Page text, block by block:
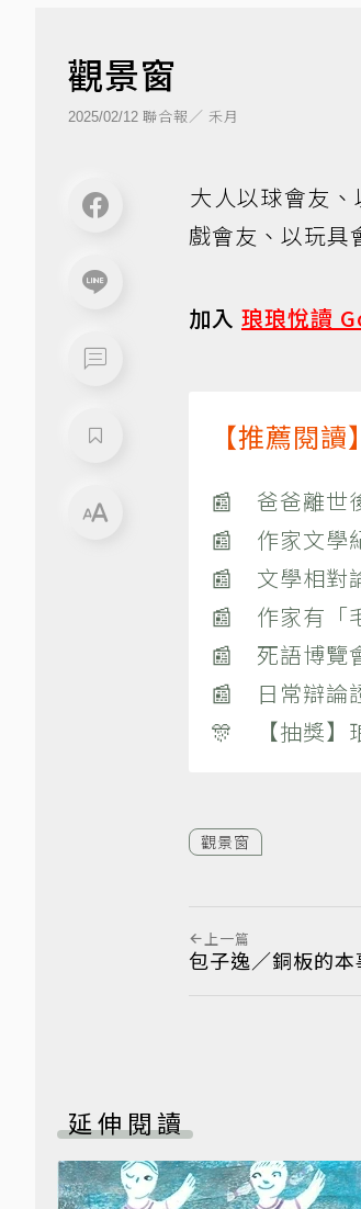
觀景窗
2025/02/12 聯合報／ 禾月
大人以球會友
戲會友、以玩
加入 琅琅悅讀
【推薦閱讀】
📰 爸爸離世
📰 作家文學
📰 文學相對
📰 作家有「
📰 死語博覽
📰 日常辯論
🎊 【抽獎】
觀景窗
上一篇
包子逸／銅板的本
延伸閱讀